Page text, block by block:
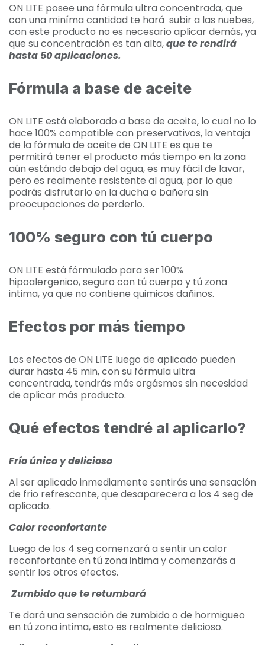
ON LITE posee una fórmula ultra concentrada, que
con una miníma cantidad te hará subir a las nuebes,
con este producto no es necesario aplicar demás, ya
que su concentración es tan alta,que te rendirá
hasta 50 aplicaciones.
Fórmula a base de aceite
ON LITE está elaborado a base de aceite, lo cual no lo
hace 100% compatible con preservativos, la ventaja
de la fórmula de aceite de ON LITE es que te
permitirá tener el producto más tiempo en la zona
aún estándo debajo del agua, es muy fácil de lavar,
pero es realmente resistente al agua, por lo que
podrás disfrutarlo en la ducha o bañera sin
preocupaciones de perderlo.
100% seguro con tú cuerpo
ON LITE está fórmulado para ser 100%
hipoalergenico, seguro con tú cuerpo y tú zona
intima, ya que no contiene quimicos dañinos.
Efectos por más tiempo
Los efectos de ON LITE luego de aplicado pueden
durar hasta 45 min, con su fórmula ultra
concentrada, tendrás más orgásmos sin necesidad
de aplicar más producto.
Qué efectos tendré al aplicarlo?
Frío único y delicioso
Al ser aplicado inmediamente sentirás una sensación
de frio refrescante, que desaparecera a los 4 seg de
aplicado.
Calor reconfortante
Luego de los 4 seg comenzará a sentir un calor
reconfortante en tú zona intima y comenzarás a
sentir los otros efectos.
Zumbido que te retumbará
Te dará una sensación de zumbido o de hormigueo
en tú zona intima, esto es realmente delicioso.